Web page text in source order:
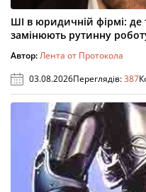
ШІ в юридичній фірмі: де
замінюють рутинну
Автор:Лента от Протокола
03.08.2026Переглядів:387